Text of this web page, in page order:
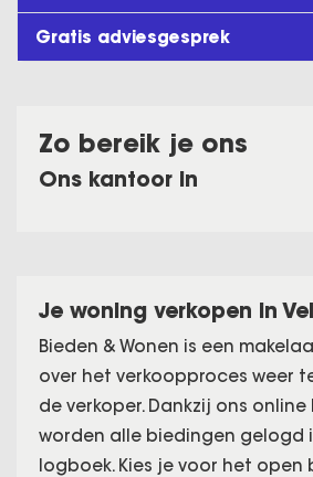
Gratis adviesgesprek
Zo bereik je ons
Ons kantoor in
Je woning verkopen in
Bieden & Wonen is een
over het verkoopproces weer
de verkoper. Dankzij ons
worden alle biedingen gelogd
logboek. Kies je voor het open